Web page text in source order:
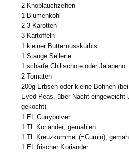
2 Knoblauchzehen
1 Blumenkohl
2-3 Karotten
3 Kartoffeln
1 kleiner Butternusskürbis
1 Stange Sellerie
1 scharfe Chilischote oder Jalapeno
2 Tomaten
200g Erbsen oder kleine Bohnen
Eyed Peas, über Nacht eingeweicht
gekocht)
1 EL Currypulver
1 TL Koriander, gemahlen
1 TL Kreuzkümmel (=Cumin),
1 EL frischer Koriander